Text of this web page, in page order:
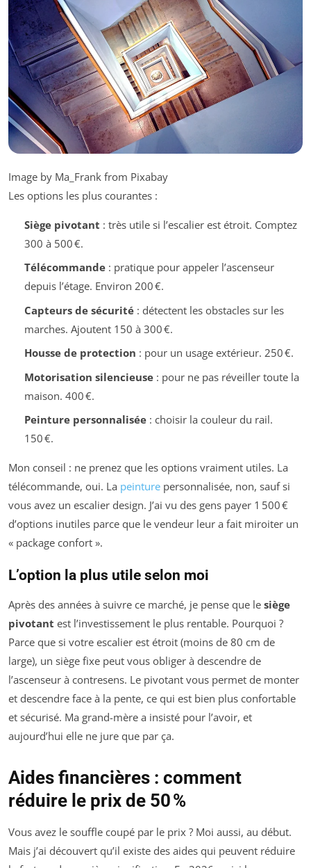
Image by Ma_Frank from Pixabay
Les options les plus courantes :
Siège pivotant : très utile si l’escalier est étroit. Comptez
300 à 500 €.
Télécommande: pratique pour appeler l’ascenseur
depuis l’étage. Environ 200 €.
Capteurs de sécurité: détectent les obstacles sur les
marches. Ajoutent 150 à 300 €.
Housse de protection : pour un usage extérieur. 250 €.
Motorisation silencieuse: pour ne pas réveiller toute la
maison. 400 €.
Peinture personnalisée: choisir la couleur du rail.
150 €.
Mon conseil : ne prenez que les options vraiment utiles. La
télécommande, oui. La peinture personnalisée, non, sauf si
vous avez un escalier design. J’ai vu des gens payer 1 500 €
d’options inutiles parce que le vendeur leur a fait miroiter un
« package confort ».
L’option la plus utile selon moi
Après des années à suivre ce marché, je pense que le siège
pivotant est l’investissement le plus rentable. Pourquoi ?
Parce que si votre escalier est étroit (moins de 80 cm de
large), un siège fixe peut vous obliger à descendre de
l’ascenseur à contresens. Le pivotant vous permet de monter
et descendre face à la pente, ce qui est bien plus confortable
et sécurisé. Ma grand-mère a insisté pour l’avoir, et
aujourd’hui elle ne jure que par ça.
Aides financières : comment
réduire le prix de 50 %
Vous avez le souffle coupé par le prix ? Moi aussi, au début.
Mais j’ai découvert qu’il existe des aides qui peuvent réduire